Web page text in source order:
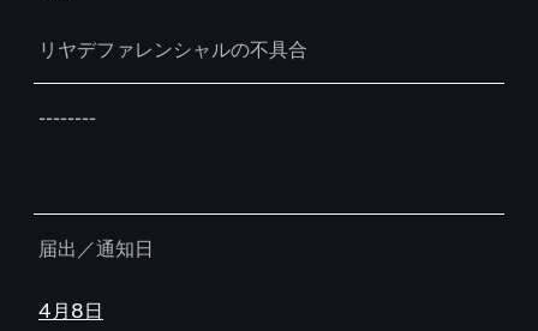
リヤデファレンシャルの不具合
--------
届出／通知日
4月8日